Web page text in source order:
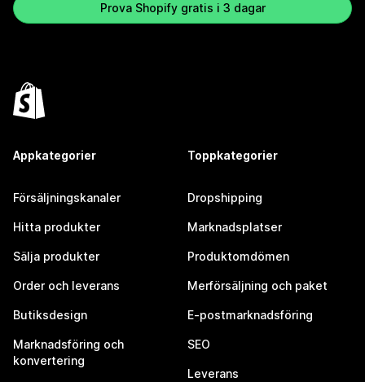
Prova Shopify gratis i 3 dagar
Appkategorier
Försäljningskanaler
Hitta produkter
Sälja produkter
Order och leverans
Butiksdesign
Marknadsföring och
konvertering
Toppkategorier
Dropshipping
Marknadsplatser
Produktomdömen
Merförsäljning och paket
E-postmarknadsföring
SEO
Leverans